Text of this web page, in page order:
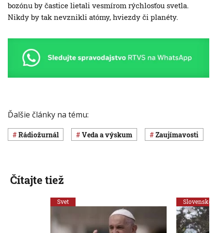
bozónu by častice lietali vesmírom rýchlosťou svetla.
Nikdy by tak nevznikli atómy, hviezdy či planéty.
Ďalšie články na tému:
Rádiožurnál veda a výskum Zaujímavosti
Čítajte tiež
Svet Slovensko